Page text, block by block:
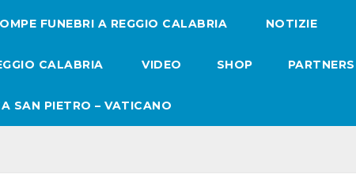
FUNEBRI A REGGIO CALABRIA NOTIZIE
CALABRIA VIDEO SHOP PARTNERS
SAN PIETRO – VATICANO